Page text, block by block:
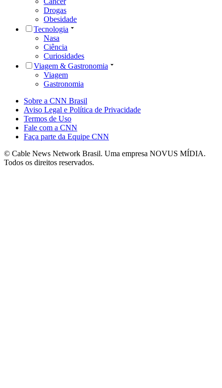
Drogas
Obesidade
Tecnologia
Nasa
Ciência
Curiosidades
Viagem & Gastronomia
Viagem
Gastronomia
Sobre a CNN Brasil
Aviso Legal e Política de Privacidade
Termos de Uso
Fale com a CNN
Faça parte da Equipe CNN
© Cable News Network Brasil. Uma empresa NOVUS MÍDIA.
Todos os direitos reservados.